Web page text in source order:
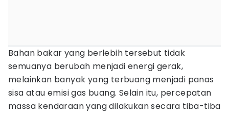
Bahan bakar yang berlebih tersebut tidak
semuanya berubah menjadi energi gerak,
melainkan banyak yang terbuang menjadi panas
sisa atau emisi gas buang. Selain itu, percepatan
massa kendaraan yang dilakukan secara tiba-tiba